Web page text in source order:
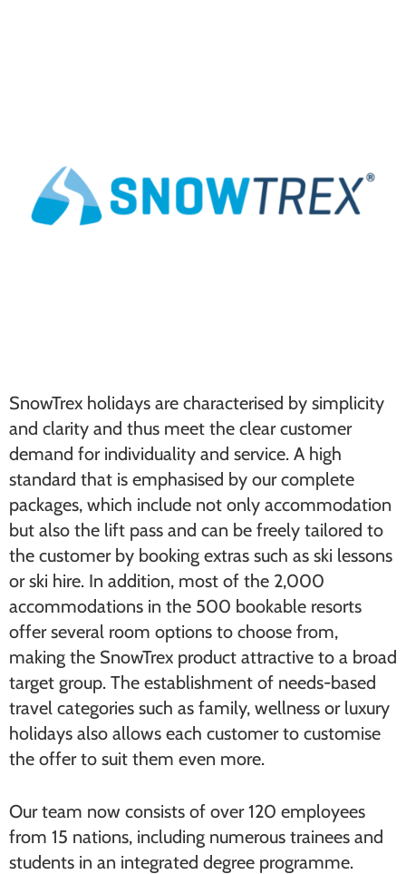
SnowTrex holidays are characterised by simplicity
and clarity and thus meet the clear customer
demand for individuality and service. A high
standard that is emphasised by our complete
packages, which include not only accommodation
but also the lift pass and can be freely tailored to
the customer by booking extras such as ski lessons
or ski hire. In addition, most of the 2,000
accommodations in the 500 bookable resorts
offer several room options to choose from,
making the SnowTrex product attractive to a broad
target group. The establishment of needs-based
travel categories such as family, wellness or luxury
holidays also allows each customer to customise
the offer to suit them even more.
Our team now consists of over 120 employees
from 15 nations, including numerous trainees and
students in an integrated degree programme.